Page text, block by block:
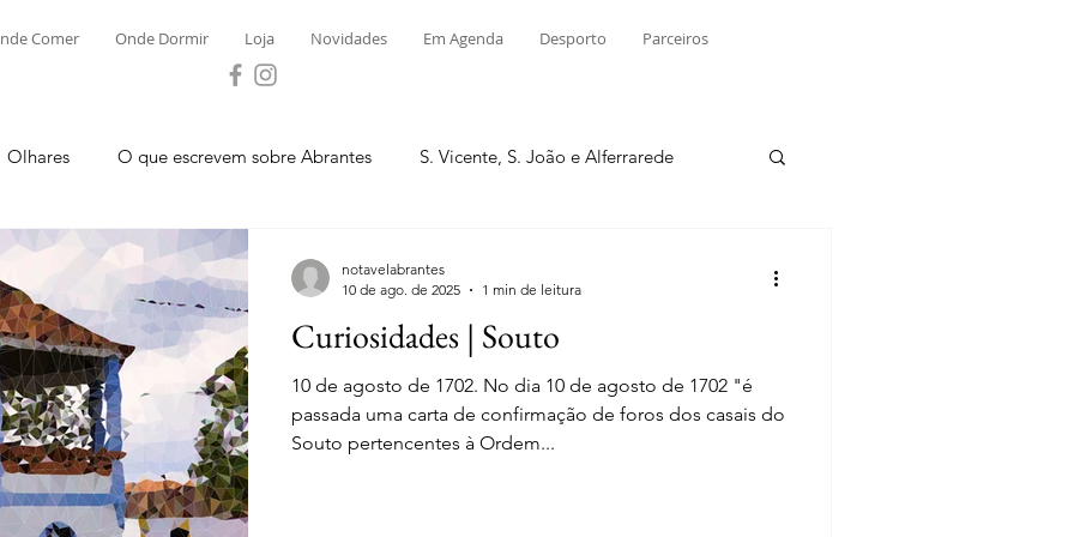
Comer Onde Dormir Loja Novidades Em Agenda Desporto Parceiros
Olhares O que escrevem sobre Abrantes S. Vicente, S. João e Alferrarede
e Concavada Bemposta
S. Facundo e Vale das Mós S.M. Rio Torto e Rossio S. do Tejo
de Abrantes 2023 - Desporto Novidades Loja Publicidade
Curiosidades | Souto
10 de agosto de 1702. No dia 10 de agosto de 1702 "é
passada uma carta de confirmação de foros dos casais do
Souto pertencentes à Ordem...
notavelabrantes
10 de ago. de 2025
1 min de leitura